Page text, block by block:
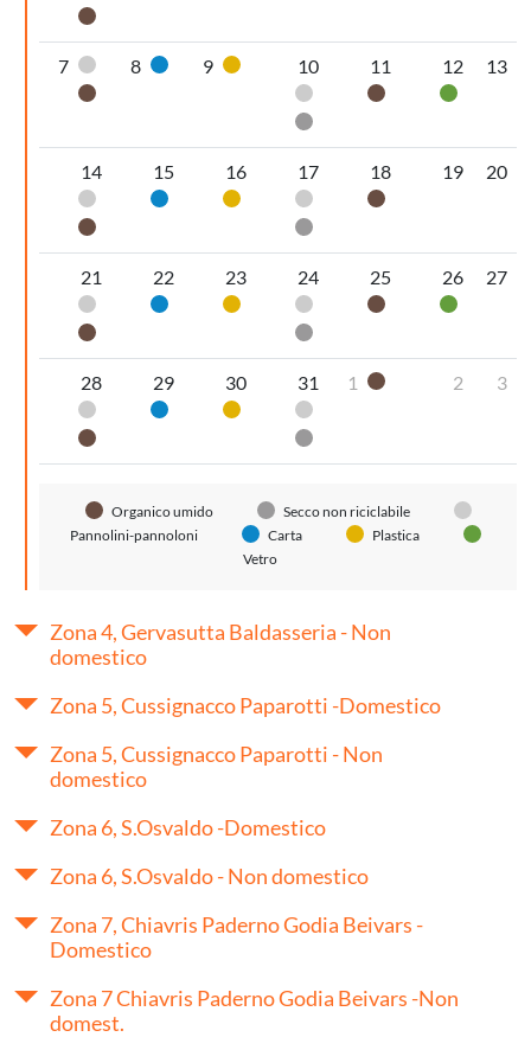
Organico umido
7
Pannolini-pannoloni
Organico umido
8 Carta
9 Plastica10
Pannolini-pannoloni
Secco non riciclabile
11
Organico umido
12
Vetro
13
14
Pannolini-pannoloni
Organico umido
15
Carta
16
Plastica
17
Pannolini-pannoloni
Secco non riciclabile
18
Organico umido
19 20
21
Pannolini-pannoloni
Organico umido
22
Carta
23
Plastica
24
Pannolini-pannoloni
Secco non riciclabile
25
Organico umido
26
Vetro
27
28
Pannolini-pannoloni
Organico umido
29
Carta
30
Plastica
31
Pannolini-pannoloni
Secco non riciclabile
1 Organico umido
2 3
Organico umido
Secco non riciclabile
Pannolini-pannoloni
Carta
Plastica
Vetro
Zona 4, Gervasutta Baldasseria - Non
domestico
Zona 5, Cussignacco Paparotti -Domestico
Zona 5, Cussignacco Paparotti - Non
domestico
Zona 6, S.Osvaldo -Domestico
Zona 6, S.Osvaldo - Non domestico
Zona 7, Chiavris Paderno Godia Beivars -
Domestico
Zona 7 Chiavris Paderno Godia Beivars -Non
domest.